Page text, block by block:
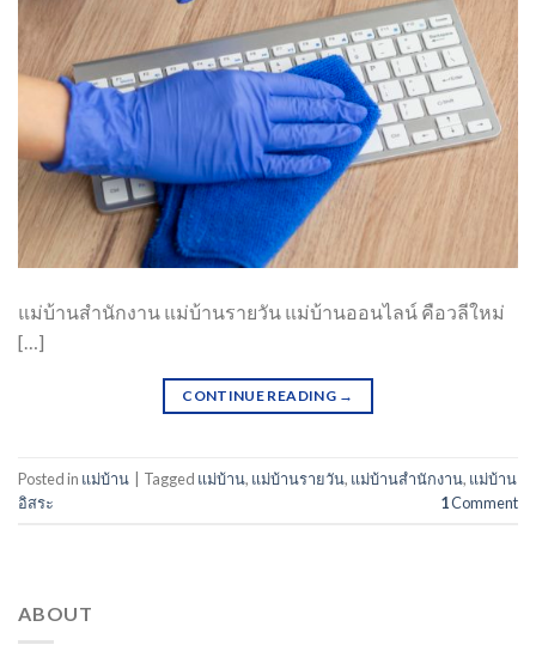
แม่บ้านสำนักงาน แม่บ้านรายวัน แม่บ้านออนไลน์ คือวลีใหม่
[…]
CONTINUE READING →
Posted in แม่บ้าน Tagged แม่บ้าน, แม่บ้านรายวัน, แม่บ้านสำนักงาน, แม่บ้าน
อิสระ
1Comment
ABOUT